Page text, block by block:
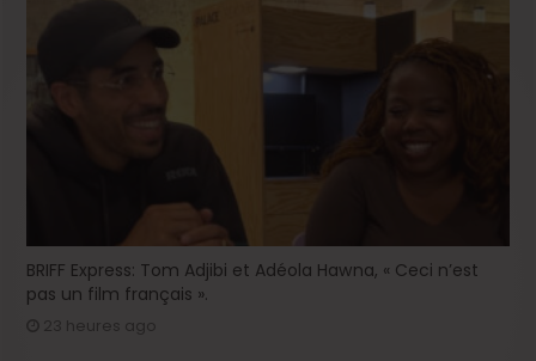
BRIFF Express: Tom Adjibi et Adéola Hawna, « Ceci n’est
pas un film français ».
23 heures ago